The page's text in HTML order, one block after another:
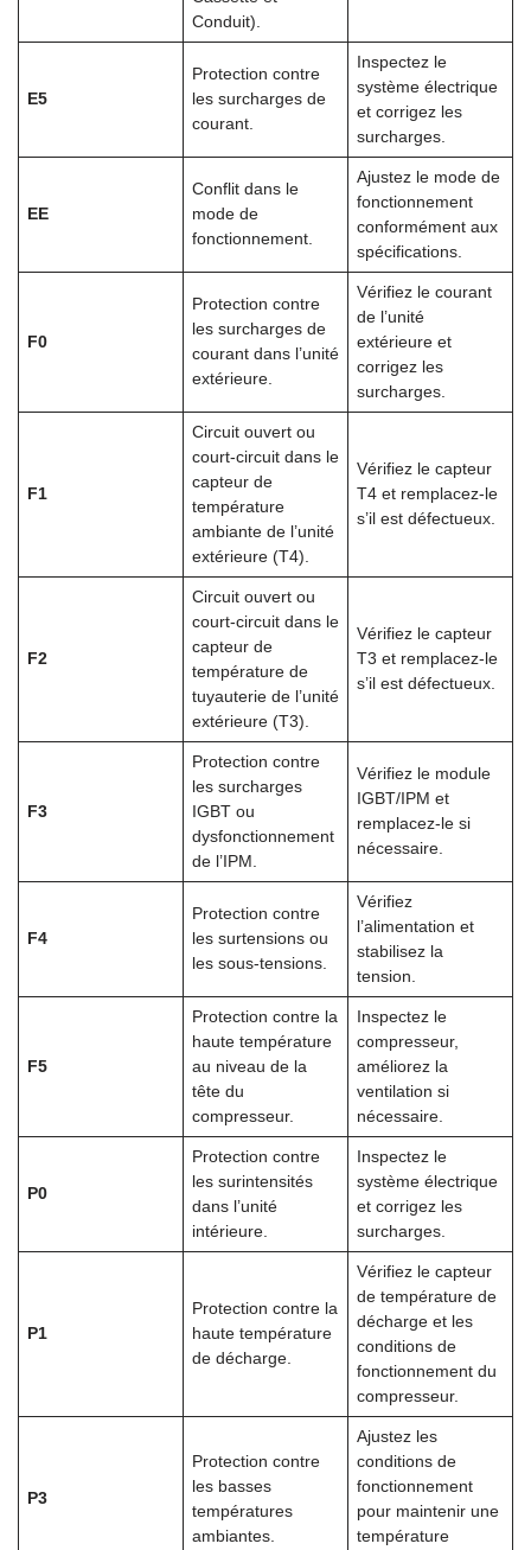
Conduit).
E5
Protection contre
les surcharges de
courant.
Inspectez le
système électrique
et corrigez les
surcharges.
EE
Conflit dans le
mode de
fonctionnement.
Ajustez le mode de
fonctionnement
conformément aux
spécifications.
F0
Protection contre
les surcharges de
courant dans l’unité
extérieure.
Vérifiez le courant
de l’unité
extérieure et
corrigez les
surcharges.
F1
Circuit ouvert ou
court-circuit dans le
capteur de
température
ambiante de l’unité
extérieure (T4).
Vérifiez le capteur
T4 et remplacez-le
s’il est défectueux.
F2
Circuit ouvert ou
court-circuit dans le
capteur de
température de
tuyauterie de l’unité
extérieure (T3).
Vérifiez le capteur
T3 et remplacez-le
s’il est défectueux.
F3
Protection contre
les surcharges
IGBT ou
dysfonctionnement
de l’IPM.
Vérifiez le module
IGBT/IPM et
remplacez-le si
nécessaire.
F4
Protection contre
les surtensions ou
les sous-tensions.
Vérifiez
l’alimentation et
stabilisez la
tension.
F5
Protection contre la
haute température
au niveau de la
tête du
compresseur.
Inspectez le
compresseur,
améliorez la
ventilation si
nécessaire.
P0
Protection contre
les surintensités
dans l’unité
intérieure.
Inspectez le
système électrique
et corrigez les
surcharges.
P1
Protection contre la
haute température
de décharge.
Vérifiez le capteur
de température de
décharge et les
conditions de
fonctionnement du
compresseur.
P3
Protection contre
les basses
températures
ambiantes.
Ajustez les
conditions de
fonctionnement
pour maintenir une
température